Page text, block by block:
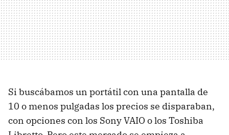
Si buscábamos un portátil con una pantalla de
10 o menos pulgadas los precios se disparaban,
con opciones con los Sony VAIO o los Toshiba